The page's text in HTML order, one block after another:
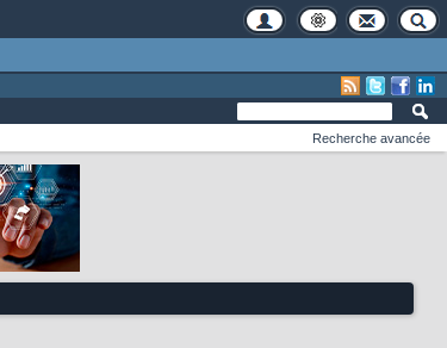
Recherche avancée